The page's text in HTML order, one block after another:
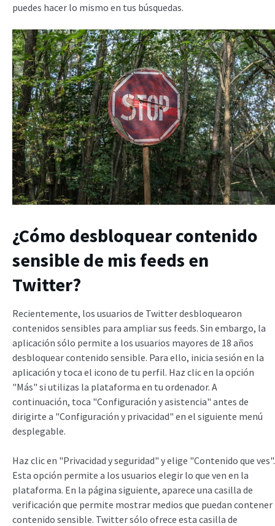
puedes hacer lo mismo en tus búsquedas.
¿Cómo desbloquear contenido
sensible de mis feeds en
Twitter?
Recientemente, los usuarios de Twitter desbloquearon
contenidos sensibles para ampliar sus feeds. Sin embargo, la
aplicación sólo permite a los usuarios mayores de 18 años
desbloquear contenido sensible. Para ello, inicia sesión en la
aplicación y toca el icono de tu perfil. Haz clic en la opción
"Más" si utilizas la plataforma en tu ordenador. A
continuación, toca "Configuración y asistencia" antes de
dirigirte a "Configuración y privacidad" en el siguiente menú
desplegable.
Haz clic en "Privacidad y seguridad" y elige "Contenido que ves".
Esta opción permite a los usuarios elegir lo que ven en la
plataforma. En la página siguiente, aparece una casilla de
verificación que permite mostrar medios que puedan contener
contenido sensible. Twitter sólo ofrece esta casilla de